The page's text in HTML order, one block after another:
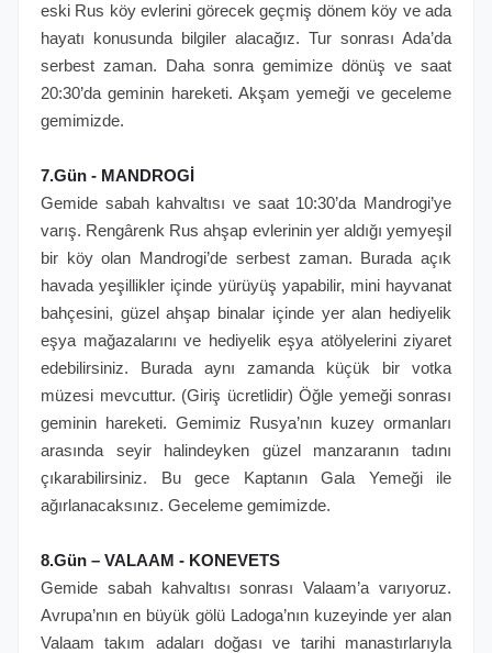
eski Rus köy evlerini görecek geçmiş dönem köy ve ada
hayatı konusunda bilgiler alacağız. Tur sonrası Ada’da
serbest zaman. Daha sonra gemimize dönüş ve saat
20:30’da geminin hareketi. Akşam yemeği ve geceleme
gemimizde.
7.Gün - MANDROGİ
Gemide sabah kahvaltısı ve saat 10:30’da Mandrogi’ye
varış. Rengârenk Rus ahşap evlerinin yer aldığı yemyeşil
bir köy olan Mandrogi’de serbest zaman. Burada açık
havada yeşillikler içinde yürüyüş yapabilir, mini hayvanat
bahçesini, güzel ahşap binalar içinde yer alan hediyelik
eşya mağazalarını ve hediyelik eşya atölyelerini ziyaret
edebilirsiniz. Burada aynı zamanda küçük bir votka
müzesi mevcuttur. (Giriş ücretlidir) Öğle yemeği sonrası
geminin hareketi. Gemimiz Rusya’nın kuzey ormanları
arasında seyir halindeyken güzel manzaranın tadını
çıkarabilirsiniz. Bu gece Kaptanın Gala Yemeği ile
ağırlanacaksınız. Geceleme gemimizde.
8.Gün – VALAAM - KONEVETS
Gemide sabah kahvaltısı sonrası Valaam’a varıyoruz.
Avrupa’nın en büyük gölü Ladoga’nın kuzeyinde yer alan
Valaam takım adaları doğası ve tarihi manastırlarıyla